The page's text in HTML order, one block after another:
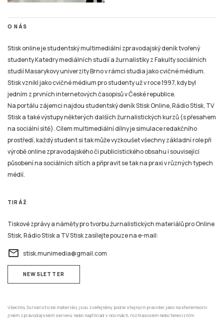
O NÁS
Stisk online je studentský multimediální zpravodajský deník tvořený
studenty Katedry mediálních studií a žurnalistiky z Fakulty sociálních
studií Masarykovy univerzity Brno v rámci studia jako cvičné médium.
Stisk vznikl jako cvičné médium pro studenty už v roce 1997, kdy byl
jedním z prvních internetových časopisů v České republice.
Na portálu zájemci najdou studentský deník Stisk Online, Rádio Stisk, TV
Stisk a také výstupy některých dalších žurnalistických kurzů (s přesahem
na sociální sítě). Cílem multimediální dílny je simulace redakčního
prostředí, každý student si tak může vyzkoušet všechny základní role při
výrobě online zpravodajského či publicistického obsahu i související
působení na sociálních sítích a připravit se tak na praxi v různých typech
médií.
TIRÁŽ
Tiskové zprávy a náměty pro tvorbu žurnalistických materiálů pro Online
Stisk, Rádio Stisk a TV Stisk zasílejte pouze na e-mail:
email stisk.munimedia@gmail.com
NEWSLETTER
Všechny žurnalistické materiály jsou zveřejněny podle stejných pravidel jako na kterémkoliv
jiném zpravodajském serveru nebo například v novinách, rozhlasovém nebo televizním